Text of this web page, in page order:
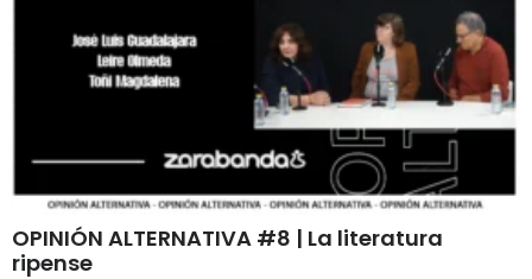
OPINIÓN ALTERNATIVA #8 | La literatura
ripense